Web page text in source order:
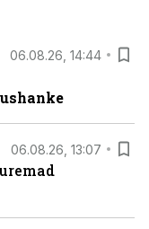
06.08.26, 14:44
06.08.26, 13:07